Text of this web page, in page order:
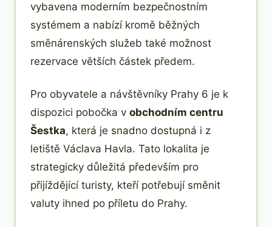
vybavena moderním bezpečnostním
systémem a nabízí kromě běžných
směnárenských služeb také možnost
rezervace větších částek předem.
Pro obyvatele a návštěvníky Prahy 6 je k
dispozici pobočka v obchodním centru
Šestka, která je snadno dostupná i z
letiště Václava Havla. Tato lokalita je
strategicky důležitá především pro
přijíždějící turisty, kteří potřebují směnit
valuty ihned po příletu do Prahy.